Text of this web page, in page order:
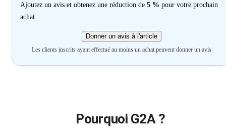
Ajoutez un avis et obtenez une réduction de 5 % pour votre prochain
achat
Donner un avis à l'article
Les clients inscrits ayant effectué au moins un achat peuvent donner un avis
Pourquoi G2A ?